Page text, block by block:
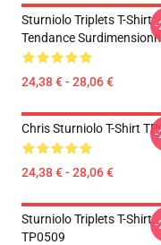
Sturniolo Triplets T-Shirt
Tendance Surdimensionné
24,38 € - 28,06 €
-
Chris Sturniolo T-Shirt
24,38 € - 28,06 €
-
Sturniolo Triplets T-Shirt
TP0509
-